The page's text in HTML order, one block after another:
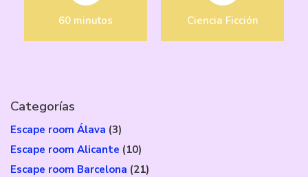
60 minutos Ciencia Ficción
Categorías
Escape room Álava (3)
Escape room Alicante (10)
Escape room Barcelona (21)